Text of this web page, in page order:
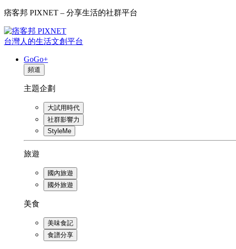
痞客邦 PIXNET – 分享生活的社群平台
台灣人的生活文創平台
GoGo+
頻道
主題企劃
大試用時代
社群影響力
StyleMe
旅遊
國內旅遊
國外旅遊
美食
美味食記
食譜分享